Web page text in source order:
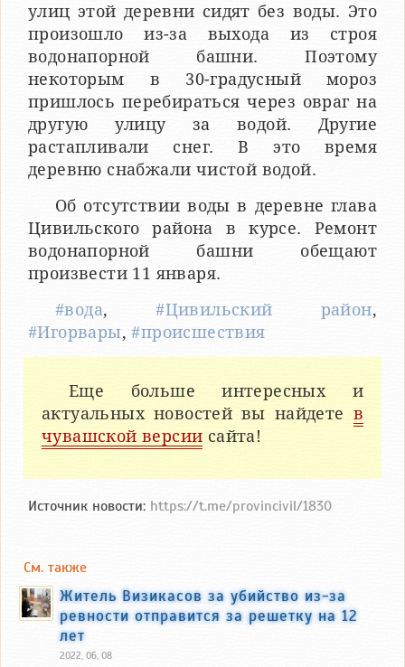
улиц этой деревни сидят без воды. Это
произошло из-за выхода из строя
водонапорной башни. Поэтому
некоторым в 30-градусный мороз
пришлось перебираться через овраг на
другую улицу за водой. Другие
растапливали снег. В это время
деревню снабжали чистой водой.
Об отсутствии воды в деревне глава
Цивильского района в курсе. Ремонт
водонапорной башни обещают
произвести 11 января.
#вода,#Цивильский район,
#Игорвары,#происшествия
Еще больше интересных и
актуальных новостей вы найдете в
чувашской версии сайта!
Источник новости: https://t.me/provincivil/1830
См. также
Житель Визикасов за убийство из-за
ревности отправится за решетку на 12
лет
2022, 06, 08